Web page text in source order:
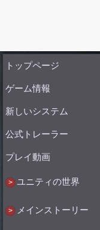
トップページ
ゲーム情報
新しいシステム
公式トレーラー
プレイ動画
ユニティの世界
メインストーリー